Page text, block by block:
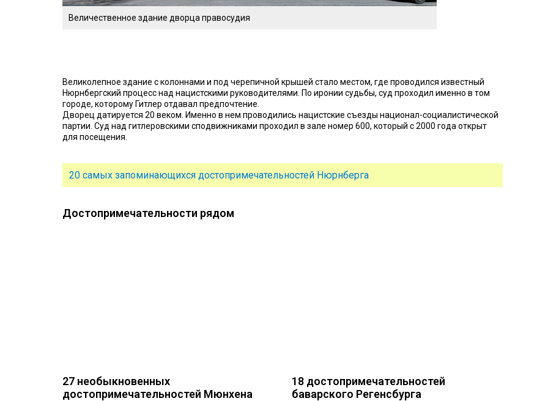
Величественное здание дворца правосудия
Великолепное здание с колоннами и под черепичной крышей стало местом, где проводился известный
Нюрнбергский процесс над нацистскими руководителями. По иронии судьбы, суд проходил именно в том
городе, которому Гитлер отдавал предпочтение.
Дворец датируется 20 веком. Именно в нем проводились нацистские съезды национал-социалистической
партии. Суд над гитлеровскими сподвижниками проходил в зале номер 600, который с 2000 года открыт
для посещения.
20 самых запоминающихся достопримечательностей Нюрнберга
Достопримечательности рядом
27 необыкновенных
достопримечательностей Мюнхена
18 достопримечательностей
баварского Регенсбурга